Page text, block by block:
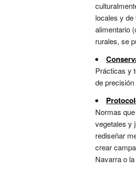
locales y
alimentario
rurales, se
Prácticas y
de
Normas
vegetales y
rediseñar
crear
Navarra o